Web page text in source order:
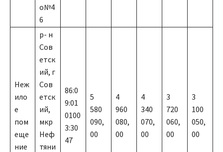
о№4
6
Неж
ило
е
пом
еще
ние
р- н
Сов
етск
ий, г
Сов
етск
ий,
мкр
Неф
тяни
86:0
9:01
0100
3:30
47
5
580
090,
00
4
960
080,
00
4
340
070,
00
3
720
060,
00
3
100
050,
00